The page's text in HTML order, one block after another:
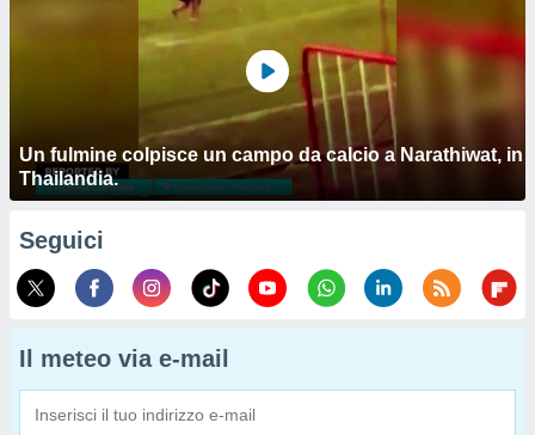
Un fulmine colpisce un campo da calcio a Narathiwat, in
Thailandia.
Seguici
Il meteo via e-mail